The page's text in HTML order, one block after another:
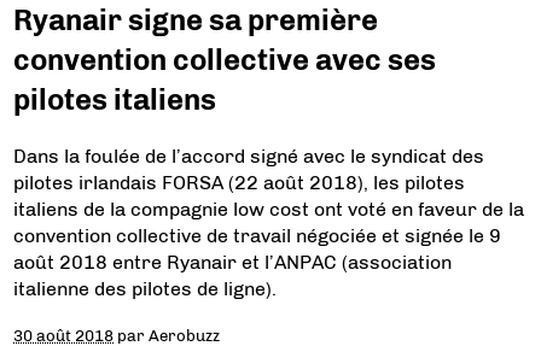
Ryanair signe sa première
convention collective avec ses
pilotes italiens
Dans la foulée de l’accord signé avec le syndicat des
pilotes irlandais FORSA (22 août 2018), les pilotes
italiens de la compagnie low cost ont voté en faveur de la
convention collective de travail négociée et signée le 9
août 2018 entre Ryanair et l’ANPAC (association
italienne des pilotes de ligne).
30 août 2018 parAerobuzz